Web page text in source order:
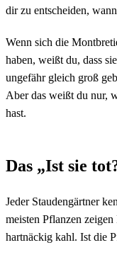
dir zu entscheiden,
Wenn sich die
haben, weißt du, dass
ungefähr gleich groß
Aber das weißt du nur,
hast.
Das „Ist sie
Jeder Staudengärtner
meisten Pflanzen
hartnäckig kahl. Ist die